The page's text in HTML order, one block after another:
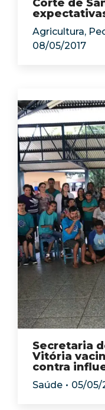
Corte de
Agricultura,
08/05/2017
Secretaria
Vitória
contra
Saúde 05/05/